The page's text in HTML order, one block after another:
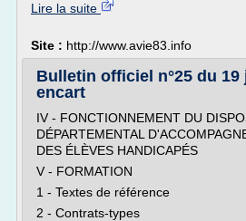
Lire la suite
Site : http://www.avie83.info
Bulletin officiel n°25 du 19
encart
IV - FONCTIONNEMENT DU
DÉPARTEMENTAL
DES ÉLÈVES HANDICAPÉS
V - FORMATION
1 - Textes de référence
2 - Contrats-types